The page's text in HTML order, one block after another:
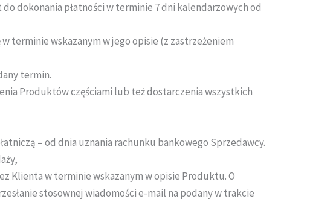
dokonania płatności w terminie 7 dni kalendarzowych od
terminie wskazanym w jego opisie (z zastrzeżeniem
termin.
Produktów częściami lub też dostarczenia wszystkich
– od dnia uznania rachunku bankowego Sprzedawcy.
w terminie wskazanym w opisie Produktu. O
stosownej wiadomości e-mail na podany w trakcie